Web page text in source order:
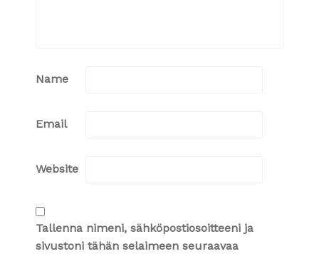
Name
Email
Website
Tallenna nimeni, sähköpostiosoitteeni ja
sivustoni tähän selaimeen seuraavaa